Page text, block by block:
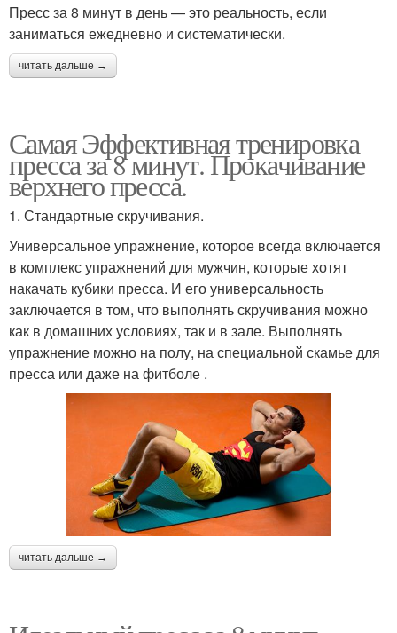
Пресс за 8 минут в день — это реальность, если
заниматься ежедневно и систематически.
читать дальше →
Самая Эффективная тренировка
пресса за 8 минут. Прокачивание
верхнего пресса.
1. Стандартные скручивания.
Универсальное упражнение, которое всегда включается
в комплекс упражнений для мужчин, которые хотят
накачать кубики пресса. И его универсальность
заключается в том, что выполнять скручивания можно
как в домашних условиях, так и в зале. Выполнять
упражнение можно на полу, на специальной скамье для
пресса или даже на фитболе .
читать дальше →